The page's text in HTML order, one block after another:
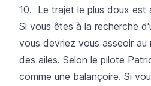
10. Le trajet le plus doux est
Si vous êtes à la recherche
vous devriez vous asseoir au
des ailes. Selon le pilote
comme une balançoire. Si